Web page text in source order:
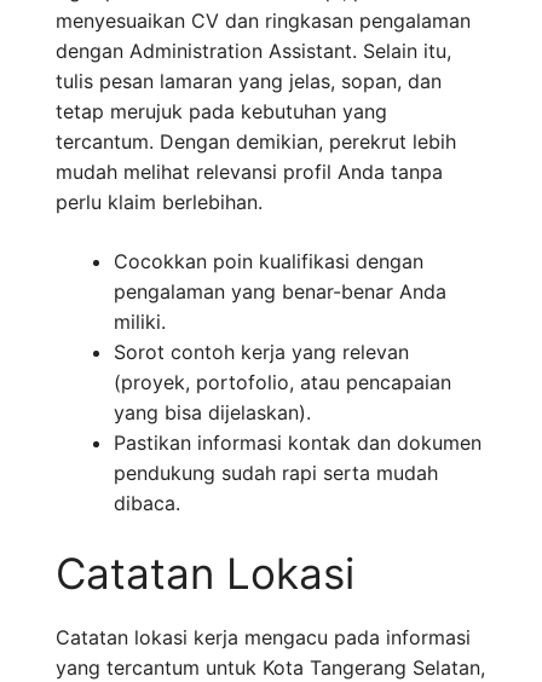
menyesuaikan CV dan ringkasan pengalaman
dengan Administration Assistant. Selain itu,
tulis pesan lamaran yang jelas, sopan, dan
tetap merujuk pada kebutuhan yang
tercantum. Dengan demikian, perekrut lebih
mudah melihat relevansi profil Anda tanpa
perlu klaim berlebihan.
Cocokkan poin kualifikasi dengan
pengalaman yang benar-benar Anda
miliki.
Sorot contoh kerja yang relevan
(proyek, portofolio, atau pencapaian
yang bisa dijelaskan).
Pastikan informasi kontak dan dokumen
pendukung sudah rapi serta mudah
dibaca.
Catatan Lokasi
Catatan lokasi kerja mengacu pada informasi
yang tercantum untuk Kota Tangerang Selatan,